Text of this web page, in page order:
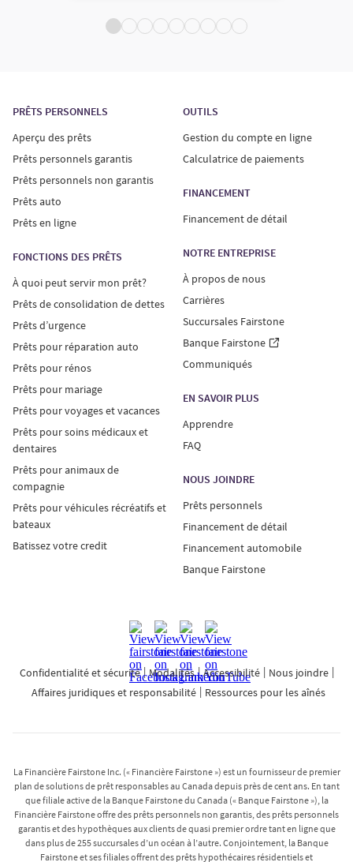
PRÊTS PERSONNELS
Aperçu des prêts
Prêts personnels garantis
Prêts personnels non garantis
Prêts auto
Prêts en ligne
FONCTIONS DES PRÊTS
À quoi peut servir mon prêt?
Prêts de consolidation de dettes
Prêts d’urgence
Prêts pour réparation auto
Prêts pour rénos
Prêts pour mariage
Prêts pour voyages et vacances
Prêts pour soins médicaux et
dentaires
Prêts pour animaux de
compagnie
Prêts pour véhicules récréatifs et
bateaux
Batissez votre credit
OUTILS
Gestion du compte en ligne
Calculatrice de paiements
FINANCEMENT
Financement de détail
NOTRE ENTREPRISE
À propos de nous
Carrières
Succursales Fairstone
Banque Fairstone
Communiqués
EN SAVOIR PLUS
Apprendre
FAQ
NOUS JOINDRE
Prêts personnels
Financement de détail
Financement automobile
Banque Fairstone
Confidentialité et sécurité Modalités Accessibilité
Nous joindre
Affaires juridiques et responsabilité
Ressources pour les aînés
La Financière Fairstone Inc. (« Financière Fairstone ») est un fournisseur de premier
plan de solutions de prêt responsables au Canada depuis près de cent ans. En tant
que filiale active de la Banque Fairstone du Canada (« Banque Fairstone »), la
Financière Fairstone offre des prêts personnels non garantis, des prêts personnels
garantis et des hypothèques aux clients de quasi premier ordre tant en ligne que
dans plus de 255 succursales d’un océan à l’autre. Conjointement, la Banque
Fairstone et ses filiales offrent des prêts hypothécaires résidentiels et